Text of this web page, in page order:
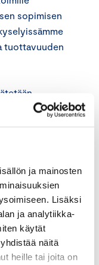
ja mainosten
Lisäksi
ja analytiikka-
käytät
näitä
heille tai joita on
sopimisen
tuottavuuden
kanssa
uudistuksia
on vaikea nähdä,
Suomessa on